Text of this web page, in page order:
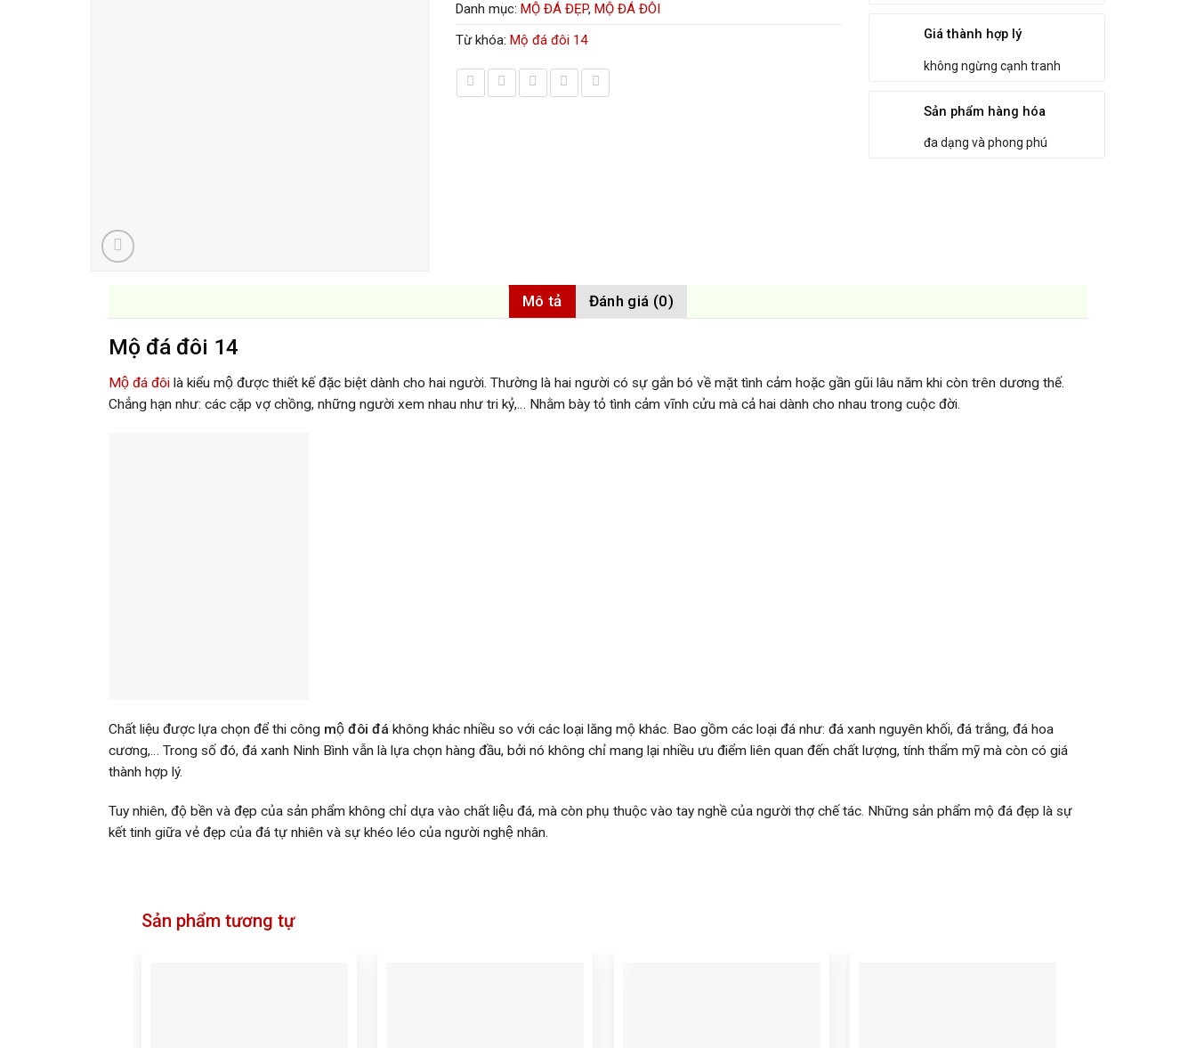
Danh mục: MỘ ĐÁ ĐẸP, MỘ ĐÁ ĐÔI
Từ khóa: Mộ đá đôi 14 Giá thành hợp lý
không ngừng cạnh tranh
Sản phẩm hàng hóa
đa dạng và phong phú
Mô tả Đánh giá (0)
Mộ đá đôi 14
Mộ đá đôi là kiểu mộ được thiết kế đặc biệt dành cho hai người. Thường là hai người có sự gắn bó về mặt tình cảm hoặc gần gũi lâu năm khi còn trên dương thế.
Chẳng hạn như: các cặp vợ chồng, những người xem nhau như tri kỷ,… Nhằm bày tỏ tình cảm vĩnh cửu mà cả hai dành cho nhau trong cuộc đời.
Chất liệu được lựa chọn để thi công mộ đôi đá không khác nhiều so với các loại lăng mộ khác. Bao gồm các loại đá như: đá xanh nguyên khối, đá trắng, đá hoa
cương,… Trong số đó, đá xanh Ninh Bình vẫn là lựa chọn hàng đầu, bởi nó không chỉ mang lại nhiều ưu điểm liên quan đến chất lượng, tính thẩm mỹ mà còn có giá
thành hợp lý.
Tuy nhiên, độ bền và đẹp của sản phẩm không chỉ dựa vào chất liệu đá, mà còn phụ thuộc vào tay nghề của người thợ chế tác. Những sản phẩm mộ đá đẹp là sự
kết tinh giữa vẻ đẹp của đá tự nhiên và sự khéo léo của người nghệ nhân.
Sản phẩm tương tự